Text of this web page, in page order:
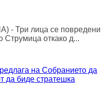
- Три лица се повредени
Струмица откако д...